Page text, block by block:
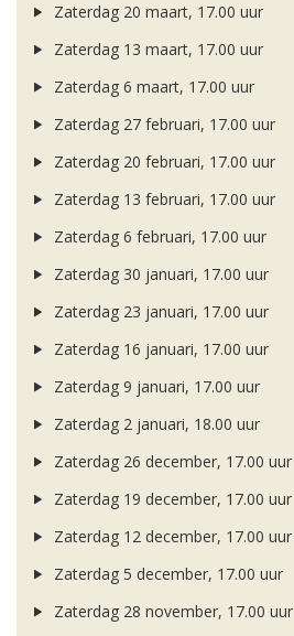
Zaterdag 20 maart, 17.00 uur
Zaterdag 13 maart, 17.00 uur
Zaterdag 6 maart, 17.00 uur
Zaterdag 27 februari, 17.00 uur
Zaterdag 20 februari, 17.00 uur
Zaterdag 13 februari, 17.00 uur
Zaterdag 6 februari, 17.00 uur
Zaterdag 30 januari, 17.00 uur
Zaterdag 23 januari, 17.00 uur
Zaterdag 16 januari, 17.00 uur
Zaterdag 9 januari, 17.00 uur
Zaterdag 2 januari, 18.00 uur
Zaterdag 26 december, 17.00 uur
Zaterdag 19 december, 17.00 uur
Zaterdag 12 december, 17.00 uur
Zaterdag 5 december, 17.00 uur
Zaterdag 28 november, 17.00 uur